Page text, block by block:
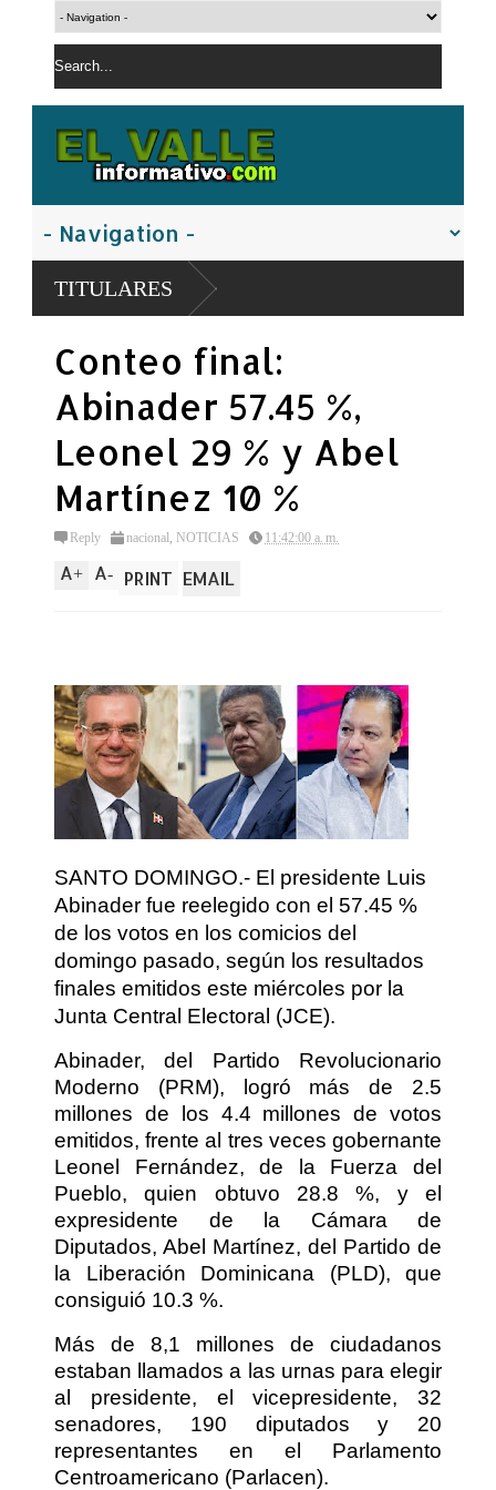
TITULARES
Conteo final:
Abinader 57.45 %,
Leonel 29 % y Abel
Martínez 10 %
Reply nacional, NOTICIAS 11:42:00 a. m.
A+ A- PRINT EMAIL
SANTO DOMINGO.- El presidente Luis
Abinader fue reelegido con el 57.45 %
de los votos en los comicios del
domingo pasado, según los resultados
finales emitidos este miércoles por la
Junta Central Electoral (JCE).
Abinader, del Partido Revolucionario
Moderno (PRM), logró más de 2.5
millones de los 4.4 millones de votos
emitidos, frente al tres veces gobernante
Leonel Fernández, de la Fuerza del
Pueblo, quien obtuvo 28.8 %, y el
expresidente de la Cámara de
Diputados, Abel Martínez, del Partido de
la Liberación Dominicana (PLD), que
consiguió 10.3 %.
Más de 8,1 millones de ciudadanos
estaban llamados a las urnas para elegir
al presidente, el vicepresidente, 32
senadores, 190 diputados y 20
representantes en el Parlamento
Centroamericano (Parlacen).